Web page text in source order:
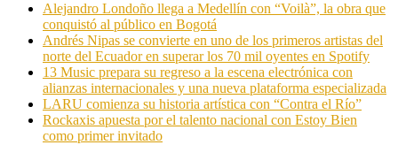
Alejandro Londoño llega a Medellín con “Voilà”, la obra que
conquistó al público en Bogotá
Andrés Nipas se convierte en uno de los primeros artistas del
norte del Ecuador en superar los 70 mil oyentes en Spotify
13 Music prepara su regreso a la escena electrónica con
alianzas internacionales y una nueva plataforma especializada
LARU comienza su historia artística con “Contra el Río”
Rockaxis apuesta por el talento nacional con Estoy Bien
como primer invitado